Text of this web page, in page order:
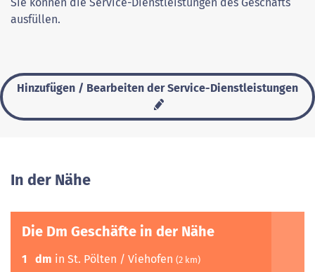
ausfüllen.
Hinzufügen / Bearbeiten der Service-Dienstleistungen
In der Nähe
Die Dm Geschäfte in der Nähe
1 dm in St. Pölten / Viehofen (2 km)